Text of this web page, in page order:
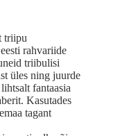
triipu
rahvariide
triibulisi
üles ning juurde
fantaasia
Kasutades
tagant